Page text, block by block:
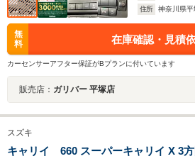
住所
神奈川県平
無
料
在庫確認・見積
カーセンサーアフター保証がBプランに付いています
販売店： ガリバー 平塚店
スズキ
キャリイ 660 スーパーキャリイ X 3